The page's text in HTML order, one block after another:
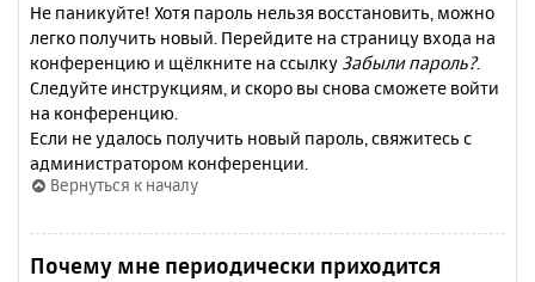
Не паникуйте! Хотя пароль нельзя восстановить, можно
легко получить новый. Перейдите на страницу входа на
конференцию и щёлкните на ссылку Забыли пароль?.
Следуйте инструкциям, и скоро вы снова сможете войти
на конференцию.
Если не удалось получить новый пароль, свяжитесь с
администратором конференции.
Вернуться к началу
Почему мне периодически приходится